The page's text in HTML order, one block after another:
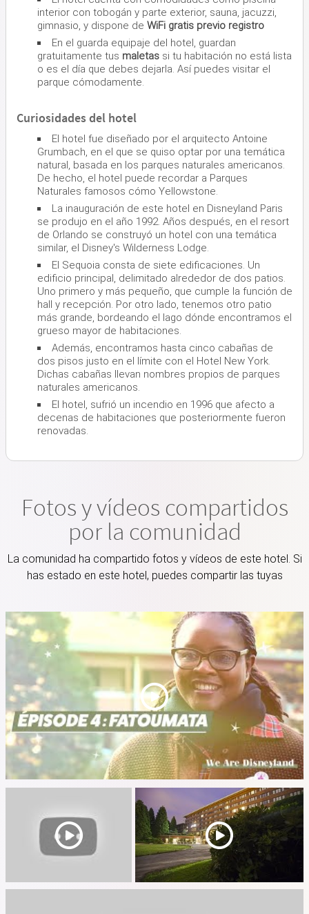
interior con tobogán y parte exterior, sauna, jacuzzi,
gimnasio, y dispone de WiFi gratis previo registro
En el guarda equipaje del hotel, guardan
gratuitamente tus maletas si tu habitación no está lista
o es el día que debes dejarla. Así puedes visitar el
parque cómodamente.
Curiosidades del hotel
El hotel fue diseñado por el arquitecto Antoine
Grumbach, en el que se quiso optar por una temática
natural, basada en los parques naturales americanos.
De hecho, el hotel puede recordar a Parques
Naturales famosos cómo Yellowstone.
La inauguración de este hotel en Disneyland Paris
se produjo en el año 1992. Años después, en el resort
de Orlando se construyó un hotel con una temática
similar, el Disney's Wilderness Lodge.
El Sequoia consta de siete edificaciones. Un
edificio principal, delimitado alrededor de dos patios.
Uno primero y más pequeño, que cumple la función de
hall y recepción. Por otro lado, tenemos otro patio
más grande, bordeando el lago dónde encontramos el
grueso mayor de habitaciones.
Además, encontramos hasta cinco cabañas de
dos pisos justo en el límite con el Hotel New York.
Dichas cabañas llevan nombres propios de parques
naturales americanos.
El hotel, sufrió un incendio en 1996 que afecto a
decenas de habitaciones que posteriormente fueron
renovadas.
Fotos y vídeos compartidos
por la comunidad
La comunidad ha compartido fotos y vídeos de este hotel. Si
has estado en este hotel, puedes compartir las tuyas